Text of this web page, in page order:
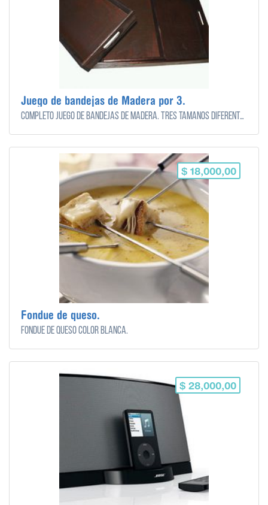
Juego de bandejas de Madera por 3.
Completo juego de bandejas de madera. Tres tamaños diferentes.
$ 18,000,00
Fondue de queso.
Fondue de queso color blanca.
$ 28,000,00